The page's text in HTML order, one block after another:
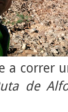
correr
de